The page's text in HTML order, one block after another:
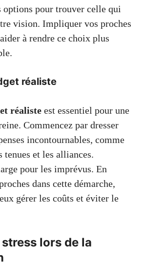
pour trouver celle qui
vision. Impliquer vos proches
à rendre ce choix plus
réaliste
réaliste est essentiel pour une
Commencez par dresser
incontournables, comme
tenues et les alliances.
pour les imprévus. En
dans cette démarche,
gérer les coûts et éviter le
lors de la